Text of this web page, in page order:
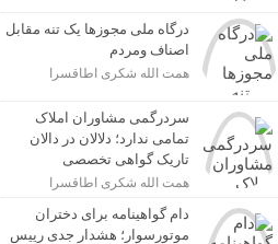
درگاه ملی مجوزها یک تنه مقابل
اصناف ومردم
همت الله شکری اطاقسرا
سردرگمی مشاوران املاک
تمامی ندارد؛ دلالان در دالان
تاریک گواهی تخصصی
همت الله شکری اطاقسرا
دام گواهینامه برای دختران
موتورسوار؛ هشدار جدی رییس